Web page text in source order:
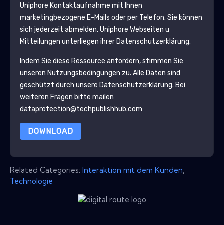
Uniphore Kontaktaufnahme mit Ihnen
marketingbezogene E-Mails oder per Telefon. Sie können
sich jederzeit abmelden. Uniphore Webseiten u
Mitteilungen unterliegen ihrer Datenschutzerklärung.
Indem Sie diese Ressource anfordern, stimmen Sie
unseren Nutzungsbedingungen zu. Alle Daten sind
geschützt durch unsere Datenschutzerklärung. Bei
weiteren Fragen bitte mailen
dataprotection@techpublishhub.com
DOWNLOAD
Related Categories: Interaktion mit dem Kunden
Technologie